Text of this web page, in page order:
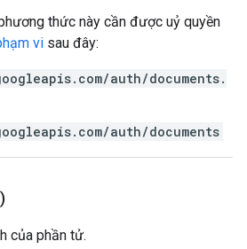
thức này cần được uỷ quyền
vi sau đây:
auth/documents.
auth/documents
)
của phần tử.